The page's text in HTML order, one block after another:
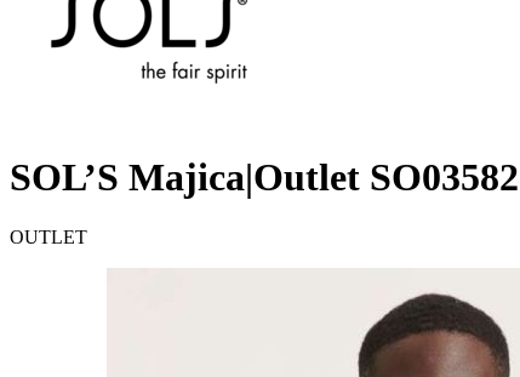
SOL’S Majica|Outlet SO03582
OUTLET